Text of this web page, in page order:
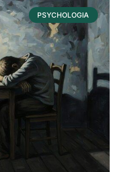
PSYCHOLOGIA